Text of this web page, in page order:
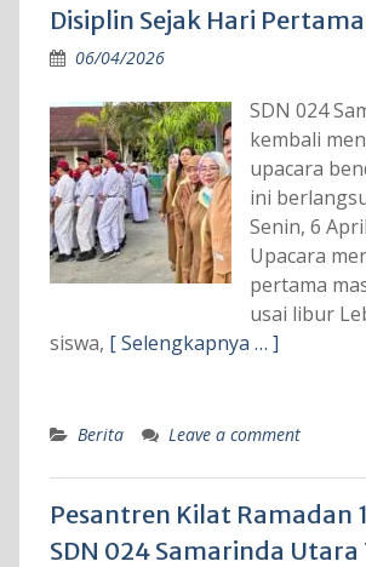
Disiplin Sejak Hari Pertama
06/04/2026
SDN 024
kembali
upacara
ini
Senin, 6
Upacara
pertama
usai libur
siswa, [ Selengkapnya … ]
Berita Leave a comment
Pesantren Kilat Ramadan
SDN 024 Samarinda